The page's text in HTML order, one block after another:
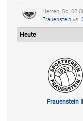
Herren, So.
Frauenstein vs.
Heute
Frauenstein II